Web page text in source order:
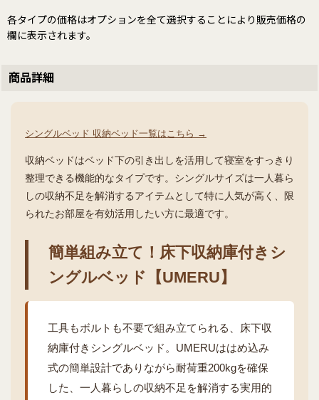
各タイプの価格はオプションを全て選択することにより販売価格の
欄に表示されます。
商品詳細
シングルベッド 収納ベッド一覧はこちら →
収納ベッドはベッド下の引き出しを活用して寝室をすっきり
整理できる機能的なタイプです。シングルサイズは一人暮ら
しの収納不足を解消するアイテムとして特に人気が高く、限
られたお部屋を有効活用したい方に最適です。
簡単組み立て！床下収納庫付きシ
ングルベッド【UMERU】
工具もボルトも不要で組み立てられる、床下収
納庫付きシングルベッド。UMERUははめ込み
式の簡単設計でありながら耐荷重200kgを確保
した、一人暮らしの収納不足を解消する実用的